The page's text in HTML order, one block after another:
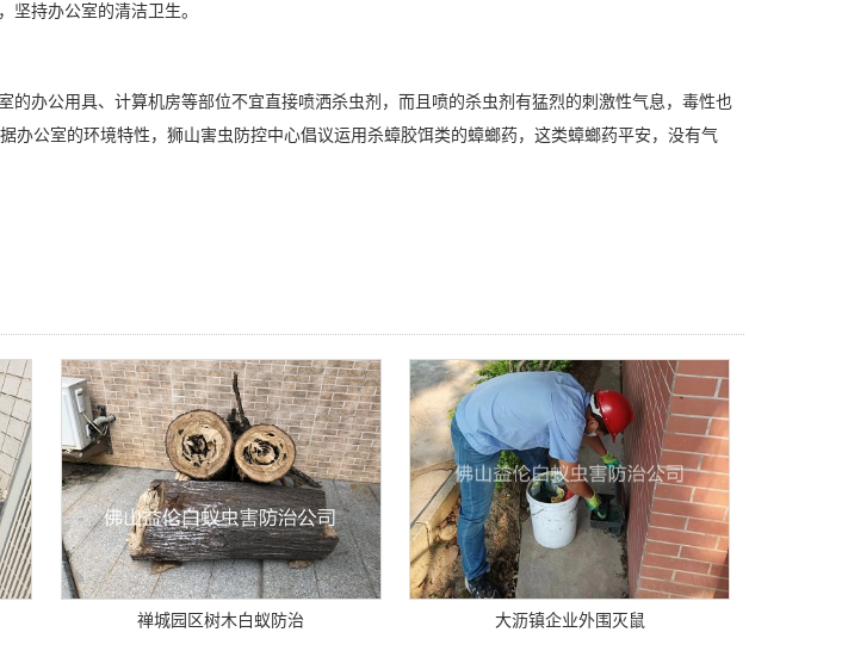
持办公室的清洁卫生。
办公用具、计算机房等部位不宜直接喷洒杀虫剂，而且喷的杀虫剂有猛烈的刺激性气息，毒性也
公室的环境特性，狮山害虫防控中心倡议运用杀蟑胶饵类的蟑螂药，这类蟑螂药平安，没有气
禅城园区树木白蚁防治 大沥镇企业外围灭鼠